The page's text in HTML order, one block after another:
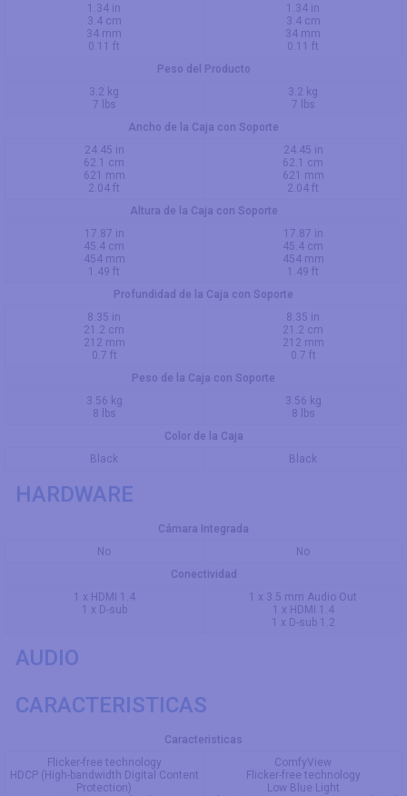
1.34 in
3.4 cm
34 mm
0.11 ft
1.34 in
3.4 cm
34 mm
0.11 ft
Peso del Producto
3.2 kg
7 lbs
3.2 kg
7 lbs
Ancho de la Caja con Soporte
24.45 in
62.1 cm
621 mm
2.04 ft
24.45 in
62.1 cm
621 mm
2.04 ft
Altura de la Caja con Soporte
17.87 in
45.4 cm
454 mm
1.49 ft
17.87 in
45.4 cm
454 mm
1.49 ft
Profundidad de la Caja con Soporte
8.35 in
21.2 cm
212 mm
0.7 ft
8.35 in
21.2 cm
212 mm
0.7 ft
Peso de la Caja con Soporte
3.56 kg
8 lbs
3.56 kg
8 lbs
Color de la Caja
Black
Black
HARDWARE
Cámara Integrada
No
No
Conectividad
1 x HDMI 1.4
1 x D-sub
1 x 3.5 mm Audio Out
1 x HDMI 1.4
1 x D-sub 1.2
AUDIO
CARACTERISTICAS
Caracteristicas
Flicker-free technology
HDCP (High-bandwidth Digital Content
Protection)
ComfyView
Flicker-free technology
Low Blue Light